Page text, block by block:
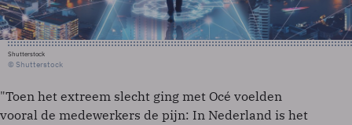
Shutterstock
© Shutterstock
"Toen het extreem slecht ging met Océ voelden
vooral de medewerkers de pijn: In Nederland is het